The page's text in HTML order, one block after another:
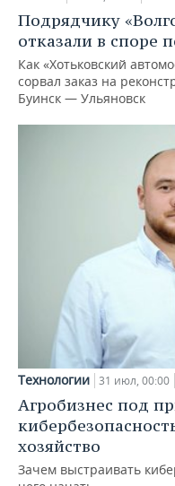
Подрядчику
отказали в споре
Как «Хотьковский
сорвал заказ на
Буинск — Ульяновск
Технологии 31 июл, 00:00
Агробизнес под
хозяйство
Зачем выстраивать